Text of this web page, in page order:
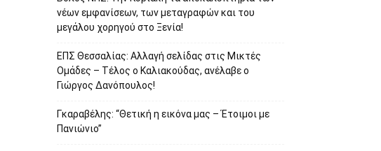
νέων εμφανίσεων, των μεταγραφών και του
μεγάλου χορηγού στο Ξενία!
ΕΠΣ Θεσσαλίας: Αλλαγή σελίδας στις Μικτές
Ομάδες – Τέλος ο Καλιακούδας, ανέλαβε ο
Γιώργος Δανόπουλος!
Γκαραβέλης: “Θετική η εικόνα μας – Έτοιμοι με
Πανιώνιο”